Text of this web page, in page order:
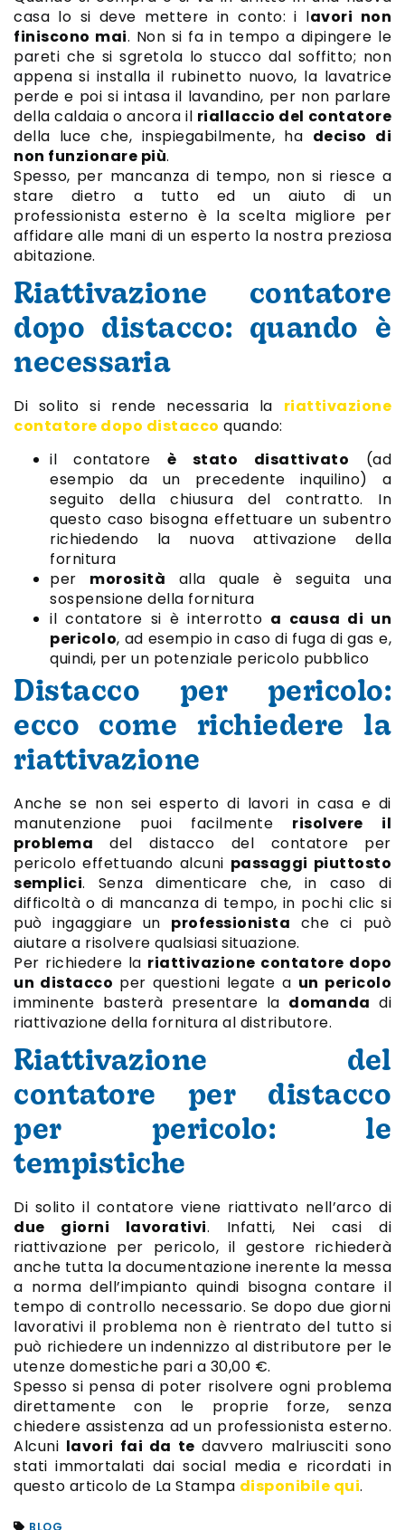
casa lo si deve mettere in conto: i lavori non
finiscono mai. Non si fa in tempo a dipingere le
pareti che si sgretola lo stucco dal soffitto; non
appena si installa il rubinetto nuovo, la lavatrice
perde e poi si intasa il lavandino, per non parlare
della caldaia o ancora il riallaccio del contatore
della luce che, inspiegabilmente, ha deciso di
non funzionare più.
Spesso, per mancanza di tempo, non si riesce a
stare dietro a tutto ed un aiuto di un
professionista esterno è la scelta migliore per
affidare alle mani di un esperto la nostra preziosa
abitazione.
Riattivazione contatore
dopo distacco: quando è
necessaria
Di solito si rende necessaria la riattivazione
contatore dopo distacco quando:
il contatoreè stato disattivato (ad
esempio da un precedente inquilino) a
seguito della chiusura del contratto. In
questo caso bisogna effettuare un subentro
richiedendo la nuova attivazione della
fornitura
per morosità alla quale è seguita una
sospensione della fornitura
il contatore si è interrotto a causa di un
pericolo, ad esempio in caso di fuga di gas e,
quindi, per un potenziale pericolo pubblico
Distacco per pericolo:
ecco come richiedere la
riattivazione
Anche se non sei esperto di lavori in casa e di
manutenzione puoi facilmente risolvere il
problema del distacco del contatore per
pericolo effettuando alcuni passaggi piuttosto
semplici. Senza dimenticare che, in caso di
difficoltà o di mancanza di tempo, in pochi clic si
può ingaggiare un professionista che ci può
aiutare a risolvere qualsiasi situazione.
Per richiedere la riattivazione contatore dopo
un distacco per questioni legate a un pericolo
imminente basterà presentare la domanda di
riattivazione della fornitura al distributore.
Riattivazione del
contatore per distacco
per pericolo: le
tempistiche
Di solito il contatore viene riattivato nell’arco di
due giorni lavorativi. Infatti, Nei casi di
riattivazione per pericolo, il gestore richiederà
anche tutta la documentazione inerente la messa
a norma dell’impianto quindi bisogna contare il
tempo di controllo necessario. Se dopo due giorni
lavorativi il problema non è rientrato del tutto si
può richiedere un indennizzo al distributore per le
utenze domestiche pari a 30,00 €.
Spesso si pensa di poter risolvere ogni problema
direttamente con le proprie forze, senza
chiedere assistenza ad un professionista esterno.
Alcuni lavori fai da te davvero malriusciti sono
stati immortalati dai social media e ricordati in
questo articolo de La Stampa disponibile qui.